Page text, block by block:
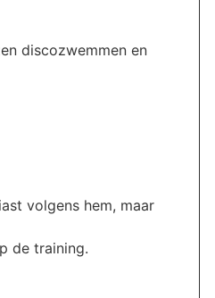
discozwemmen en
volgens hem, maar
de training.